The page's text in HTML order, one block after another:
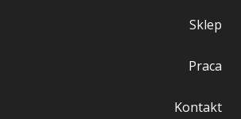
Sklep
Praca
Kontakt